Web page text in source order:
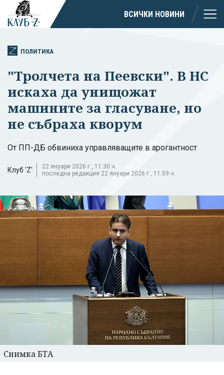
ВСИЧКИ НОВИНИ
ПОЛИТИКА
"Тролчета на Пеевски". В НС
искаха да унищожат
машините за гласуване, но
не събраха кворум
От ПП-ДБ обвиниха управляващите в арогантност
Клуб 'Z'
22 януари 2026 г., 11:30 ч.
последна редакция 22 януари 2026 г., 11:59 ч.
Снимка БТА